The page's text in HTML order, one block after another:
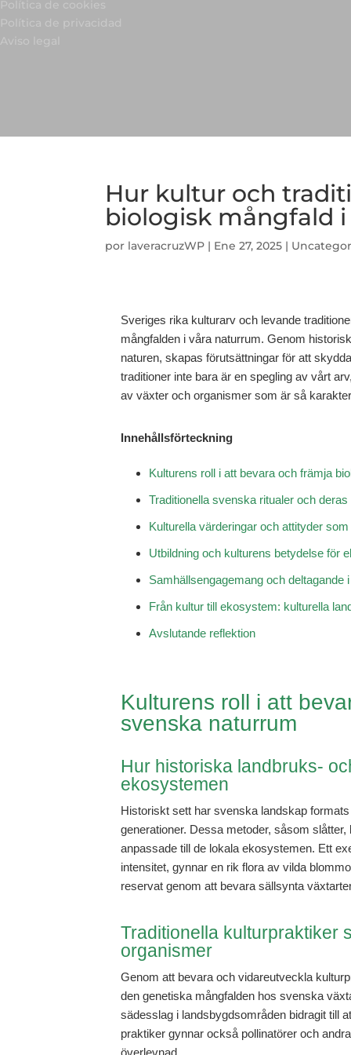
Hur kultur och
biologisk mångfald i
por laveracruzWP | Ene 27, 2025 |
Sveriges rika kulturarv och levande
mångfalden i våra naturrum. Genom
naturen, skapas förutsättningar för att
traditioner inte bara är en spegling av vårt
av växter och organismer som är så
Innehållsförteckning
Kulturens roll i att bevara och främja
Traditionella svenska ritualer och
Kulturella värderingar och attityder
Utbildning och kulturens betydelse för
Samhällsengagemang och deltagande
Från kultur till ekosystem: kulturella
Avslutande reflektion
Kulturens roll i att
svenska naturrum
Hur historiska landbruks-
ekosystemen
Historiskt sett har svenska landskap
generationer. Dessa metoder, såsom
anpassade till de lokala ekosystemen. Ett
intensitet, gynnar en rik flora av vilda
reservat genom att bevara sällsynta
Traditionella kulturpraktiker
organismer
Genom att bevara och vidareutveckla
den genetiska mångfalden hos svenska
sädesslag i landsbygdsområden bidragit till
praktiker gynnar också pollinatörer och
överlevnad.